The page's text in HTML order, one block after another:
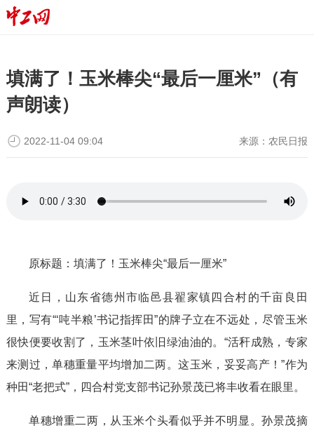
填满了！玉米棒尖“最后一厘米”（有
声朗读）
来源： 农民日报
2022-11-04 09:04
原标题：填满了！玉米棒尖“最后一厘米”
近日，山东省德州市临邑县翟家镇四合村的千亩良田
里，写有“‘吨半粮’书记指挥田”的牌子立在不远处，尽管玉米
很快便要收割了，玉米茎叶依旧绿油油的。“活秆成熟，专家
来测过，单穗重量平均增加二两。这玉米，妥妥高产！”作为
种田“老把式”，四合村党支部书记孙景茂已将丰收看在眼里。
单穗增重二两，从玉米个头看似乎并不明显。孙景茂摘